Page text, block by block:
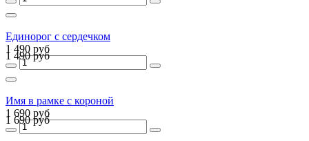
Единорог с сердечком
1 490 руб
1 490 руб
Имя в рамке с короной
1 690 руб
1 690 руб